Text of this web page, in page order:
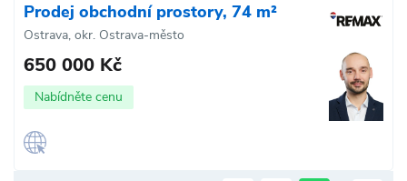
Prodej obchodní prostory, 74 m²
Ostrava, okr. Ostrava-město
650 000 Kč
Nabídněte cenu